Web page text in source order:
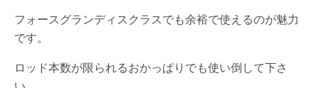
フォースグランディスクラスでも余裕で使えるのが魅力
です。
ロッド本数が限られるおかっぱりでも使い倒して下さ